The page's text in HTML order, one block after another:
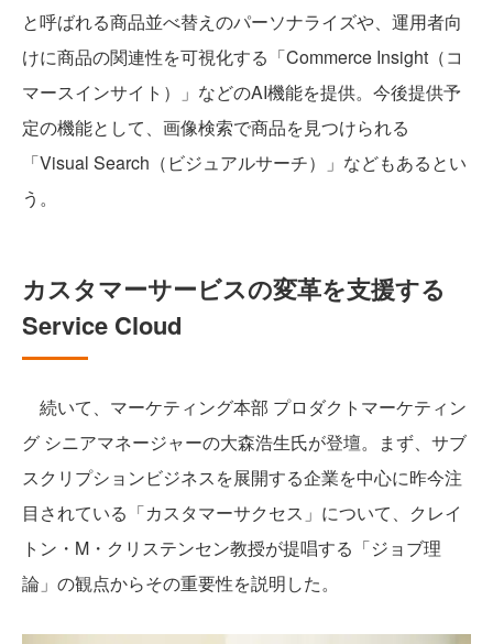
と呼ばれる商品並べ替えのパーソナライズや、運用者向
けに商品の関連性を可視化する「Commerce Insight（コ
マースインサイト）」などのAI機能を提供。今後提供予
定の機能として、画像検索で商品を見つけられる
「Visual Search（ビジュアルサーチ）」などもあるとい
う。
カスタマーサービスの変革を支援する
Service Cloud
続いて、マーケティング本部 プロダクトマーケティン
グ シニアマネージャーの大森浩生氏が登壇。まず、サブ
スクリプションビジネスを展開する企業を中心に昨今注
目されている「カスタマーサクセス」について、クレイ
トン・M・クリステンセン教授が提唱する「ジョブ理
論」の観点からその重要性を説明した。